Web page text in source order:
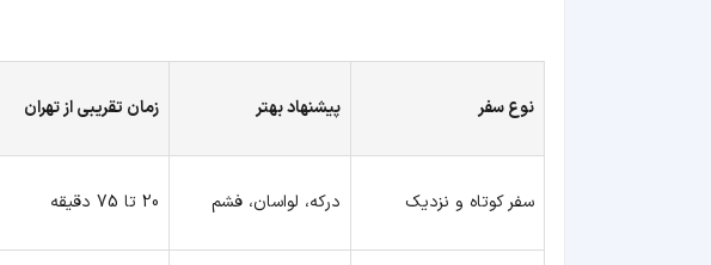
نوع سفر پیشنهاد بهتر زمان تقریبی از تهران
سفر کوتاه و نزدیک درکه، لواسان، فشم 20 تا 75 دقیقه